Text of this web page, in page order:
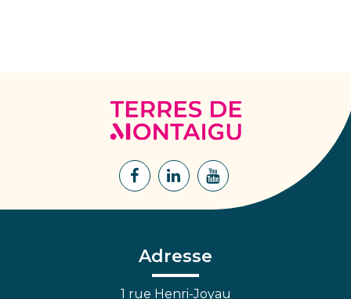
Terres
de
Montaigu
Lien
Facebook
Lien
Lien
Adresse
1 rue Henri-Joyau